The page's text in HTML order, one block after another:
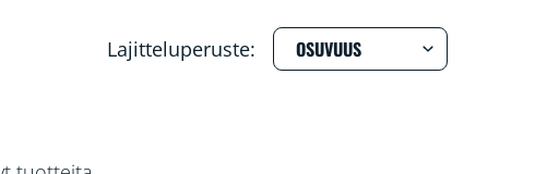
Lajitteluperuste: